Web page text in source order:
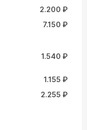
2.200 ₽
7.150 ₽
1.540 ₽
1.155 ₽
2.255 ₽